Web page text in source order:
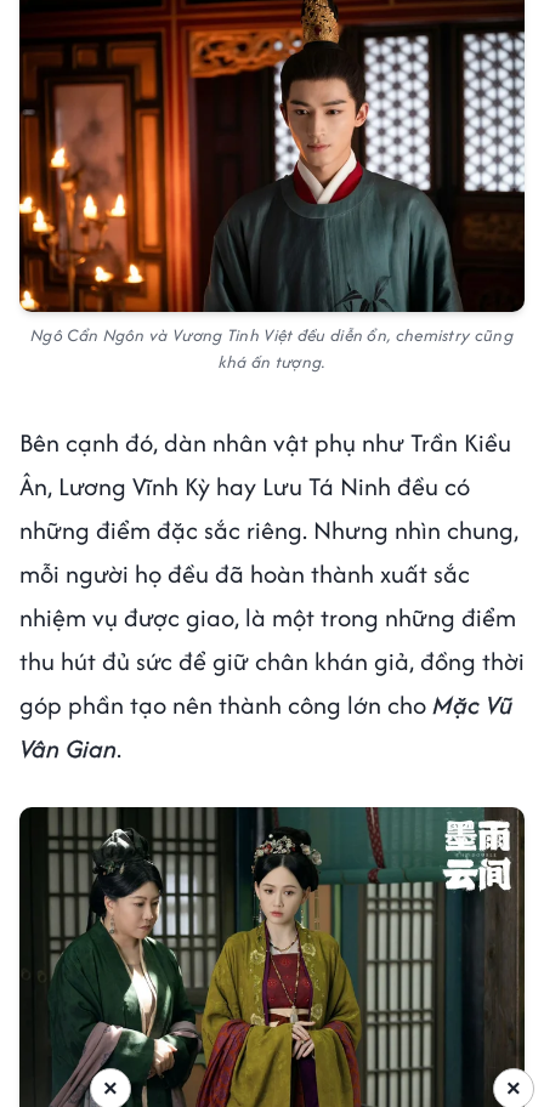
Ngô Cẩn Ngôn và Vương Tinh Việt đều diễn ổn, chemistry cũng
khá ấn tượng.
Bên cạnh đó, dàn nhân vật phụ như Trần Kiều
Ân, Lương Vĩnh Kỳ hay Lưu Tá Ninh đều có
những điểm đặc sắc riêng. Nhưng nhìn chung,
mỗi người họ đều đã hoàn thành xuất sắc
nhiệm vụ được giao, là một trong những điểm
thu hút đủ sức để giữ chân khán giả, đồng thời
góp phần tạo nên thành công lớn choMặc Vũ
Vân Gian.
×
×